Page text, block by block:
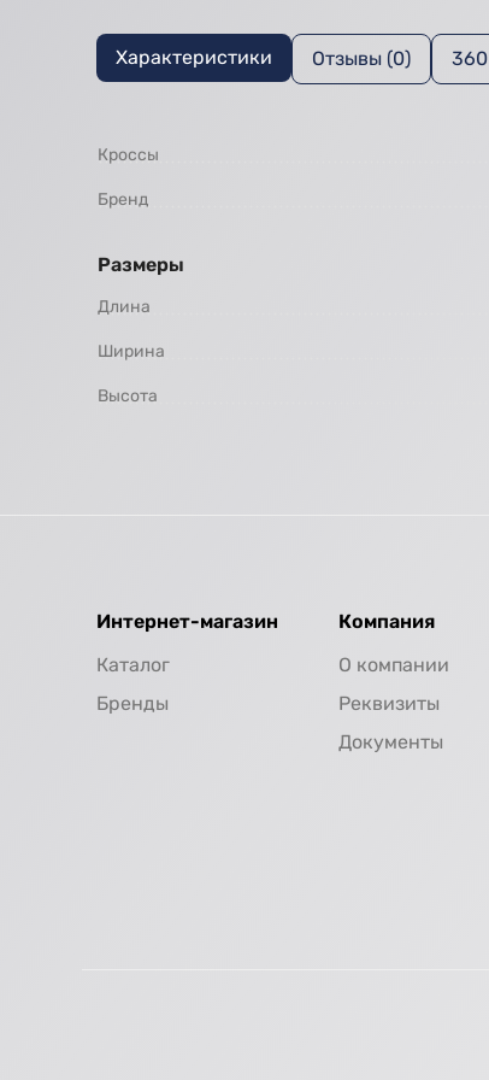
Характеристики Отзывы (0) 360
Кроссы
Бренд
Размеры
Длина
Ширина
Высота
Интернет-магазин
Каталог
Бренды
Компания
О компании
Реквизиты
Документы